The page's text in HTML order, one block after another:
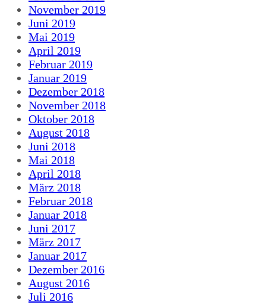
November 2019
Juni 2019
Mai 2019
April 2019
Februar 2019
Januar 2019
Dezember 2018
November 2018
Oktober 2018
August 2018
Juni 2018
Mai 2018
April 2018
März 2018
Februar 2018
Januar 2018
Juni 2017
März 2017
Januar 2017
Dezember 2016
August 2016
Juli 2016